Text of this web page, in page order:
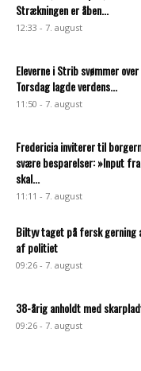
Strækningen er åben...
12:33 - 7. august
Eleverne i Strib svømmer
Torsdag lagde verdens...
11:50 - 7. august
Fredericia inviterer til
svære besparelser: »Input
skal...
11:11 - 7. august
Biltyv taget på fersk gerning
af politiet
09:26 - 7. august
38-årig anholdt med
09:26 - 7. august